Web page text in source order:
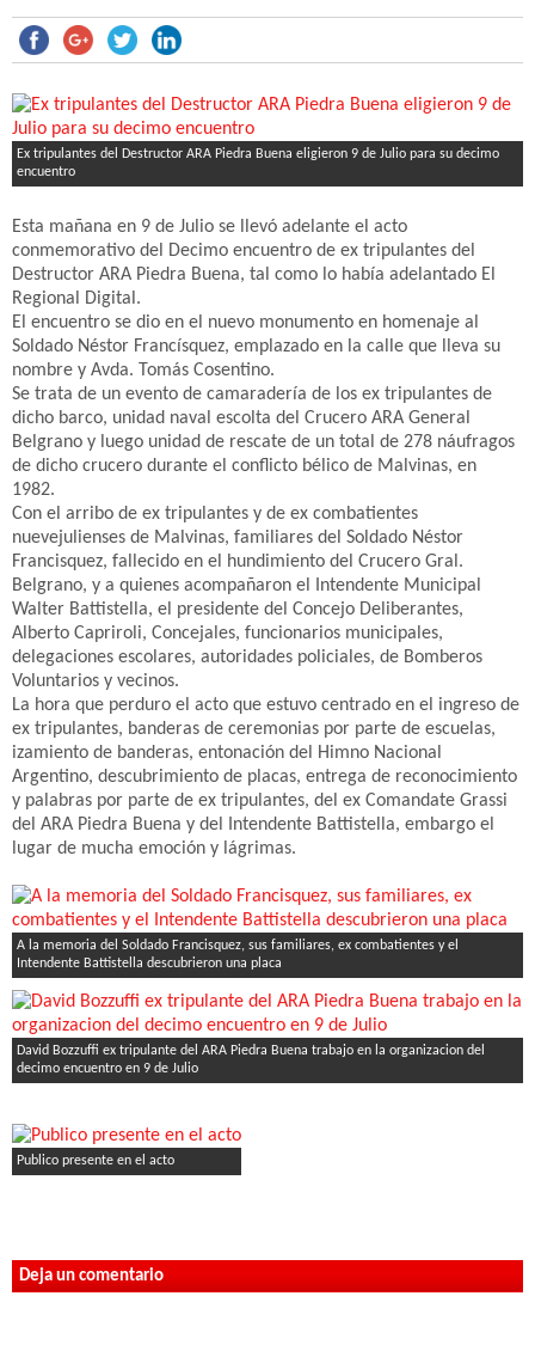
Ex tripulantes del Destructor ARA Piedra Buena eligieron 9 de Julio para su decimo
encuentro
Esta mañana en 9 de Julio se llevó adelante el acto
conmemorativo del Decimo encuentro de ex tripulantes del
Destructor ARA Piedra Buena, tal como lo había adelantado El
Regional Digital.
El encuentro se dio en el nuevo monumento en homenaje al
Soldado Néstor Francísquez, emplazado en la calle que lleva su
nombre y Avda. Tomás Cosentino.
Se trata de un evento de camaradería de los ex tripulantes de
dicho barco, unidad naval escolta del Crucero ARA General
Belgrano y luego unidad de rescate de un total de 278 náufragos
de dicho crucero durante el conflicto bélico de Malvinas, en
1982.
Con el arribo de ex tripulantes y de ex combatientes
nuevejulienses de Malvinas, familiares del Soldado Néstor
Francisquez, fallecido en el hundimiento del Crucero Gral.
Belgrano, y a quienes acompañaron el Intendente Municipal
Walter Battistella, el presidente del Concejo Deliberantes,
Alberto Capriroli, Concejales, funcionarios municipales,
delegaciones escolares, autoridades policiales, de Bomberos
Voluntarios y vecinos.
La hora que perduro el acto que estuvo centrado en el ingreso de
ex tripulantes, banderas de ceremonias por parte de escuelas,
izamiento de banderas, entonación del Himno Nacional
Argentino, descubrimiento de placas, entrega de reconocimiento
y palabras por parte de ex tripulantes, del ex Comandate Grassi
del ARA Piedra Buena y del Intendente Battistella, embargo el
lugar de mucha emoción y lágrimas.
A la memoria del Soldado Francisquez, sus familiares, ex combatientes y el
Intendente Battistella descubrieron una placa
David Bozzuffi ex tripulante del ARA Piedra Buena trabajo en la organizacion del
decimo encuentro en 9 de Julio
Publico presente en el acto
Deja un comentario